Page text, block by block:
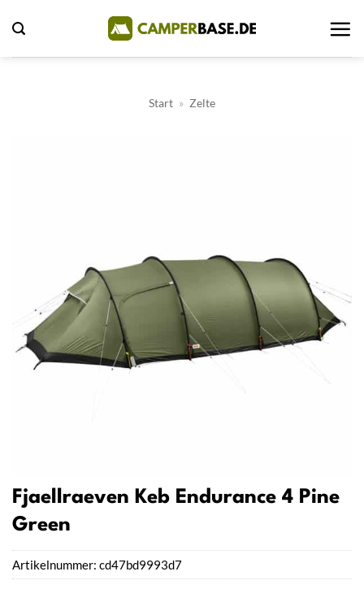
Inhalt
springen
Start » Zelte
Fjaellraeven Keb Endurance 4 Pine
Green
Artikelnummer: cd47bd9993d7